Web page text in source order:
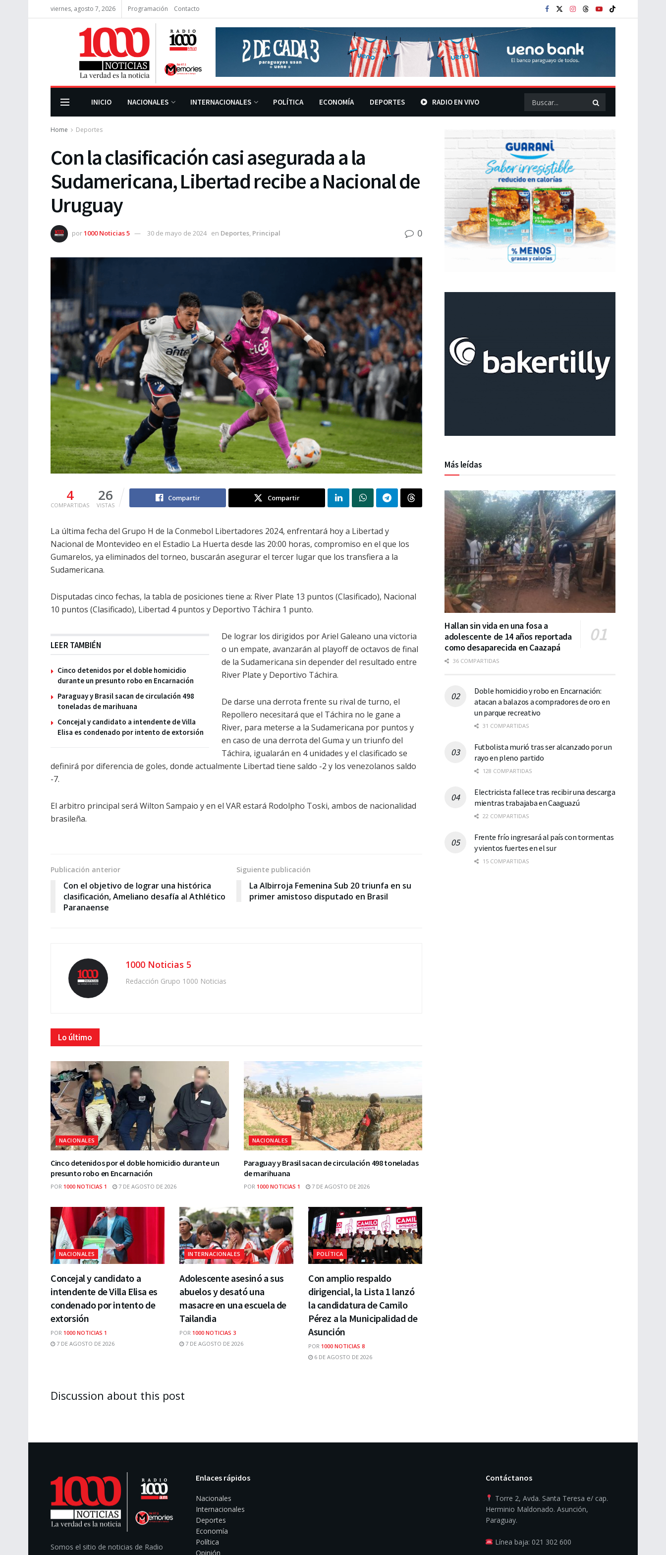
viernes, agosto 7, 2026 Programación Contacto
INICIO NACIONALES INTERNACIONALES POLÍTICA ECONOMÍA DEPORTES RADIO EN VIVO
Home Deportes
Con la clasificación casi asegurada a la
Sudamericana, Libertad recibe a Nacional de
Uruguay
por1000 Noticias 5 30 de mayo de 2024 en Deportes, Principal 0
4
COMPARTIDAS
26
VISTAS
Compartir Compartir
La última fecha del Grupo H de la Conmebol Libertadores 2024, enfrentará hoy a Libertad y
Nacional de Montevideo en el Estadio La Huerta desde las 20:00 horas, compromiso en el que los
Gumarelos, ya eliminados del torneo, buscarán asegurar el tercer lugar que los transfiera a la
Sudamericana.
Disputadas cinco fechas, la tabla de posiciones tiene a: River Plate 13 puntos (Clasificado), Nacional
10 puntos (Clasificado), Libertad 4 puntos y Deportivo Táchira 1 punto.
LEER TAMBIÉN
Cinco detenidos por el doble homicidio
durante un presunto robo en Encarnación
Paraguay y Brasil sacan de circulación 498
toneladas de marihuana
Concejal y candidato a intendente de Villa
Elisa es condenado por intento de extorsión
De lograr los dirigidos por Ariel Galeano una victoria
o un empate, avanzarán al playoff de octavos de final
de la Sudamericana sin depender del resultado entre
River Plate y Deportivo Táchira.
De darse una derrota frente su rival de turno, el
Repollero necesitará que el Táchira no le gane a
River, para meterse a la Sudamericana por puntos y
en caso de una derrota del Guma y un triunfo del
Táchira, igualarán en 4 unidades y el clasificado se
definirá por diferencia de goles, donde actualmente Libertad tiene saldo -2 y los venezolanos saldo
-7.
El arbitro principal será Wilton Sampaio y en el VAR estará Rodolpho Toski, ambos de nacionalidad
brasileña.
Publicación anterior
Con el objetivo de lograr una histórica
clasificación, Ameliano desafía al Athlético
Paranaense
Siguiente publicación
La Albirroja Femenina Sub 20 triunfa en su
primer amistoso disputado en Brasil
1000 Noticias 5
Redacción Grupo 1000 Noticias
Lo último
NACIONALES
Cinco detenidos por el doble homicidio durante un
presunto robo en Encarnación
POR 1000 NOTICIAS 1 7 DE AGOSTO DE 2026
NACIONALES
Paraguay y Brasil sacan de circulación 498 toneladas
de marihuana
POR 1000 NOTICIAS 1 7 DE AGOSTO DE 2026
NACIONALES
Concejal y candidato a
intendente de Villa Elisa es
condenado por intento de
extorsión
POR 1000 NOTICIAS 1
7 DE AGOSTO DE 2026
INTERNACIONALES
Adolescente asesinó a sus
abuelos y desató una
masacre en una escuela de
Tailandia
POR 1000 NOTICIAS 3
7 DE AGOSTO DE 2026
POLÍTICA
Con amplio respaldo
dirigencial, la Lista 1 lanzó
la candidatura de Camilo
Pérez a la Municipalidad de
Asunción
POR 1000 NOTICIAS 8
6 DE AGOSTO DE 2026
Discussion about this post
Más leídas
Hallan sin vida en una fosa a
adolescente de 14 años reportada
como desaparecida en Caazapá
36 COMPARTIDAS
Doble homicidio y robo en Encarnación:
atacan a balazos a compradores de oro en
un parque recreativo
31 COMPARTIDAS
Futbolista murió tras ser alcanzado por un
rayo en pleno partido
128 COMPARTIDAS
Electricista fallece tras recibir una descarga
mientras trabajaba en Caaguazú
22 COMPARTIDAS
Frente frío ingresará al país con tormentas
y vientos fuertes en el sur
15 COMPARTIDAS
Somos el sitio de noticias de Radio
Enlaces rápidos
Nacionales
Internacionales
Deportes
Economía
Política
Opinión
Contáctanos
Torre 2, Avda. Santa Teresa e/ cap.
Herminio Maldonado. Asunción,
Paraguay.
Línea baja: 021 302 600